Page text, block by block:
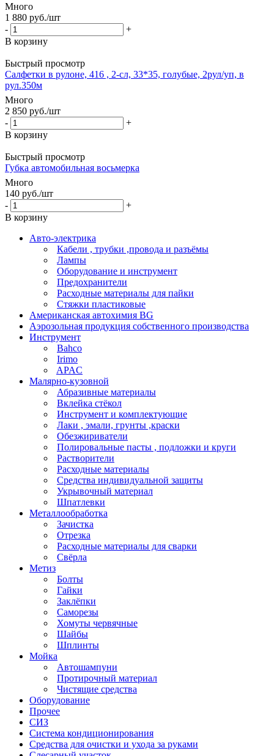
Много
1 880 руб./шт
-
+
В корзину
Быстрый просмотр
Салфетки в рулоне, 416 , 2-сл, 33*35, голубые, 2рул/уп, в
рул.350м
Много
2 850 руб./шт
-
+
В корзину
Быстрый просмотр
Губка автомобильная восьмерка
Много
140 руб./шт
-
+
В корзину
Авто-электрика
Кабели , трубки ,провода и разъёмы
Лампы
Оборудование и инструмент
Предохранители
Расходные материалы для пайки
Стяжки пластиковые
Американская автохимия BG
Аэрозольная продукция собственного производства
Инструмент
Bahco
Irimo
APAC
Малярно-кузовной
Абразивные материалы
Вклейка стёкол
Инструмент и комплектующие
Лаки , эмали, грунты ,краски
Обезжириватели
Полировальные пасты , подложки и круги
Растворители
Расходные материалы
Средства индивидуальной защиты
Укрывочный материал
Шпатлевки
Металлообработка
Зачистка
Отрезка
Расходные материалы для сварки
Свёрла
Метиз
Болты
Гайки
Заклёпки
Саморезы
Хомуты червячные
Шайбы
Шплинты
Мойка
Автошампуни
Протирочный материал
Чистящие средства
Оборудование
Прочее
СИЗ
Система кондиционирования
Средства для очистки и ухода за руками